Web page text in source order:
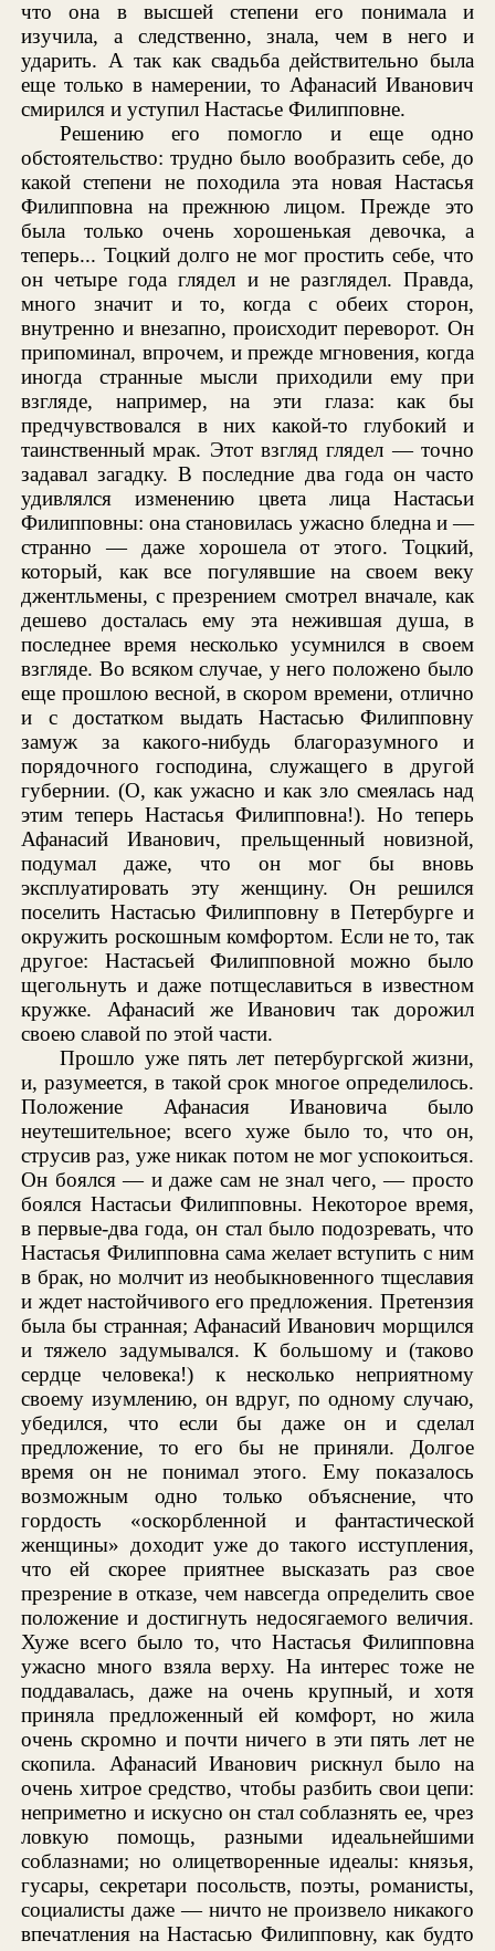
что она в высшей степени его понимала и
изучила, а следственно, знала, чем в него и
ударить. А так как свадьба действительно была
еще только в намерении, то Афанасий Иванович
смирился и уступил Настасье Филипповне.
Решению его помогло и еще одно
обстоятельство: трудно было вообразить себе, до
какой степени не походила эта новая Настасья
Филипповна на прежнюю лицом. Прежде это
была только очень хорошенькая девочка, а
теперь... Тоцкий долго не мог простить себе, что
он четыре года глядел и не разглядел. Правда,
много значит и то, когда с обеих сторон,
внутренно и внезапно, происходит переворот. Он
припоминал, впрочем, и прежде мгновения, когда
иногда странные мысли приходили ему при
взгляде, например, на эти глаза: как бы
предчувствовался в них какой-то глубокий и
таинственный мрак. Этот взгляд глядел — точно
задавал загадку. В последние два года он часто
удивлялся изменению цвета лица Настасьи
Филипповны: она становилась ужасно бледна и —
странно — даже хорошела от этого. Тоцкий,
который, как все погулявшие на своем веку
джентльмены, с презрением смотрел вначале, как
дешево досталась ему эта нежившая душа, в
последнее время несколько усумнился в своем
взгляде. Во всяком случае, у него положено было
еще прошлою весной, в скором времени, отлично
и с достатком выдать Настасью Филипповну
замуж за какого-нибудь благоразумного и
порядочного господина, служащего в другой
губернии. (О, как ужасно и как зло смеялась над
этим теперь Настасья Филипповна!). Но теперь
Афанасий Иванович, прельщенный новизной,
подумал даже, что он мог бы вновь
эксплуатировать эту женщину. Он решился
поселить Настасью Филипповну в Петербурге и
окружить роскошным комфортом. Если не то, так
другое: Настасьей Филипповной можно было
щегольнуть и даже потщеславиться в известном
кружке. Афанасий же Иванович так дорожил
своею славой по этой части.
Прошло уже пять лет петербургской жизни,
и, разумеется, в такой срок многое определилось.
Положение Афанасия Ивановича было
неутешительное; всего хуже было то, что он,
струсив раз, уже никак потом не мог успокоиться.
Он боялся — и даже сам не знал чего, — просто
боялся Настасьи Филипповны. Некоторое время,
в первые-два года, он стал было подозревать, что
Настасья Филипповна сама желает вступить с ним
в брак, но молчит из необыкновенного тщеславия
и ждет настойчивого его предложения. Претензия
была бы странная; Афанасий Иванович морщился
и тяжело задумывался. К большому и (таково
сердце человека!) к несколько неприятному
своему изумлению, он вдруг, по одному случаю,
убедился, что если бы даже он и сделал
предложение, то его бы не приняли. Долгое
время он не понимал этого. Ему показалось
возможным одно только объяснение, что
гордость «оскорбленной и фантастической
женщины» доходит уже до такого исступления,
что ей скорее приятнее высказать раз свое
презрение в отказе, чем навсегда определить свое
положение и достигнуть недосягаемого величия.
Хуже всего было то, что Настасья Филипповна
ужасно много взяла верху. На интерес тоже не
поддавалась, даже на очень крупный, и хотя
приняла предложенный ей комфорт, но жила
очень скромно и почти ничего в эти пять лет не
скопила. Афанасий Иванович рискнул было на
очень хитрое средство, чтобы разбить свои цепи:
неприметно и искусно он стал соблазнять ее, чрез
ловкую помощь, разными идеальнейшими
соблазнами; но олицетворенные идеалы: князья,
гусары, секретари посольств, поэты, романисты,
социалисты даже — ничто не произвело никакого
впечатления на Настасью Филипповну, как будто